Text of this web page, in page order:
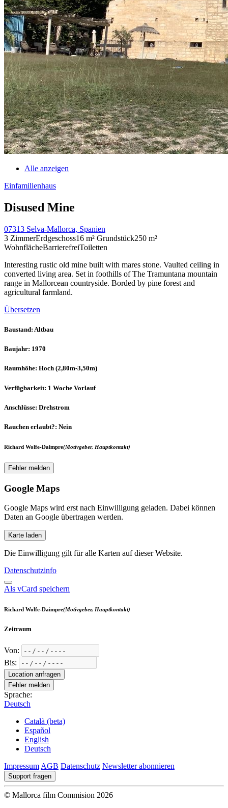
Alle anzeigen
Einfamilienhaus
Disused Mine
07313 Selva-Mallorca, Spanien
3 ZimmerErdgeschoss16 m² Grundstück250 m²
WohnflächeBarrierefreiToiletten
Interesting rustic old mine built with mares stone. Vaulted ceiling in
converted living area. Set in foothills of The Tramuntana mountain
range in Mallorcean countryside. Borded by pine forest and
agricultural farmland.
Übersetzen
Baustand: Altbau
Baujahr: 1970
Raumhöhe: Hoch (2,80m-3,50m)
Verfügbarkeit: 1 Woche Vorlauf
Anschlüsse: Drehstrom
Rauchen erlaubt?: Nein
Richard Wolfe-Daimpre(Motivgeber, Hauptkontakt)
Fehler melden
Google Maps
Google Maps wird erst nach Einwilligung geladen. Dabei können
Daten an Google übertragen werden.
Karte laden
Die Einwilligung gilt für alle Karten auf dieser Website.
Datenschutzinfo
Als vCard speichern
Richard Wolfe-Daimpre(Motivgeber, Hauptkontakt)
Zeitraum
Von:
Bis:
Location anfragen
Fehler melden
Sprache:
Deutsch
Català (beta)
Español
English
Deutsch
Impressum AGB Datenschutz Newsletter abonnieren
Support fragen
© Mallorca film Commision 2026